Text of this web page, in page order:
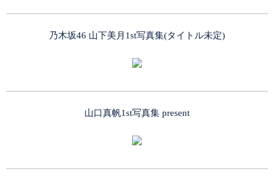
乃木坂46 山下美月1st写真集(タイトル未定)
山口真帆1st写真集 present